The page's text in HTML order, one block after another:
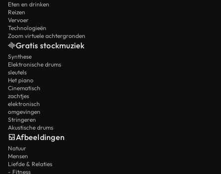
Eten en drinken
Reizen
Vervoer
Technologieën
Zoom virtuele achtergronden
Gratis stockmuziek
Synthese
Elektronische drums
sleutels
Het piano
Cinematisch
zachtjes
elektronisch
omgevingen
Stringeren
Akustische drums
Afbeeldingen
Natuur
Mensen
Liefde & Relaties
- Fitness